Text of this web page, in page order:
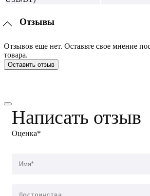
Отзывы
Отзывов еще нет. Оставьте свое мнение
товара.
Оставить отзыв
Написать отзыв
Оценка*